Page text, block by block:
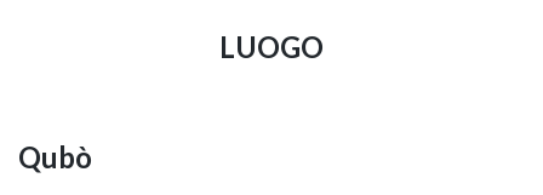
LUOGO
Qubò